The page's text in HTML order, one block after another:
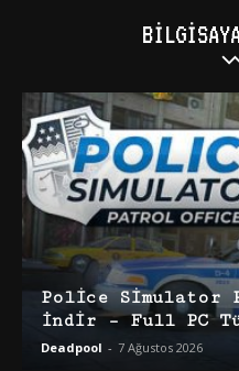
Police Simulator
İndir – Full PC
Deadpool - 7 Ağustos 2026